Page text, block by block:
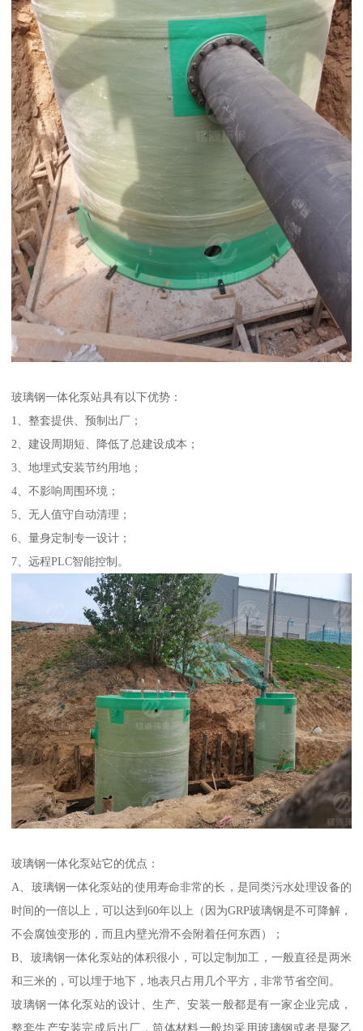
玻璃钢一体化泵站具有以下优势：
1、整套提供、预制出厂；
2、建设周期短、降低了总建设成本；
3、地埋式安装节约用地；
4、不影响周围环境；
5、无人值守自动清理；
6、量身定制专一设计；
7、远程PLC智能控制。
玻璃钢一体化泵站它的优点：
A、玻璃钢一体化泵站的使用寿命非常的长，是同类污水处理设备的
时间的一倍以上，可以达到60年以上（因为GRP玻璃钢是不可降解，
不会腐蚀变形的，而且内壁光滑不会附着任何东西）；
B、玻璃钢一体化泵站的体积很小，可以定制加工，一般直径是两米
和三米的，可以埋于地下，地表只占用几个平方，非常节省空间。
玻璃钢一体化泵站的设计、生产、安装一般都是有一家企业完成，
整套生产安装完成后出厂，筒体材料一般均采用玻璃钢或者是聚乙